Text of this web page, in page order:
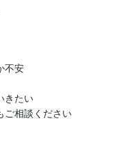
不安
きたい
ご相談ください